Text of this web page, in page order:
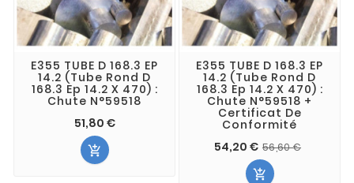
E355 TUBE D 168.3 EP
14.2 (Tube Rond D
168.3 Ep 14.2 X 470) :
Chute N°59518
51,80 €

E355 TUBE D 168.3 EP
14.2 (Tube Rond D
168.3 Ep 14.2 X 470) :
Chute N°59518 +
Certificat De
Conformité
54,20 € 56,60 €
